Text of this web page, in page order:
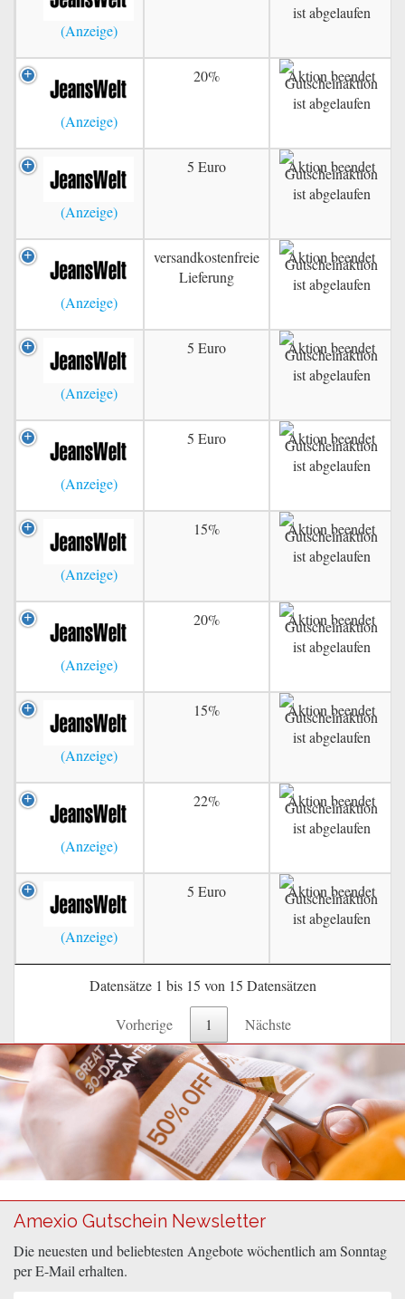
20% Aktion beendet
5 Euro Aktion beendet
versandkostenfreie
Lieferung
Aktion beendet
5 Euro Aktion beendet
5 Euro Aktion beendet
15% Aktion beendet
20% Aktion beendet
15% Aktion beendet
22% Aktion beendet
5 Euro Aktion beendet
Datensätze 1 bis 15 von 15 Datensätzen
Vorherige 1 Nächste
Amexio Gutschein Newsletter
Die neuesten und beliebtesten Angebote wöchentlich am Sonntag
per E-Mail erhalten.